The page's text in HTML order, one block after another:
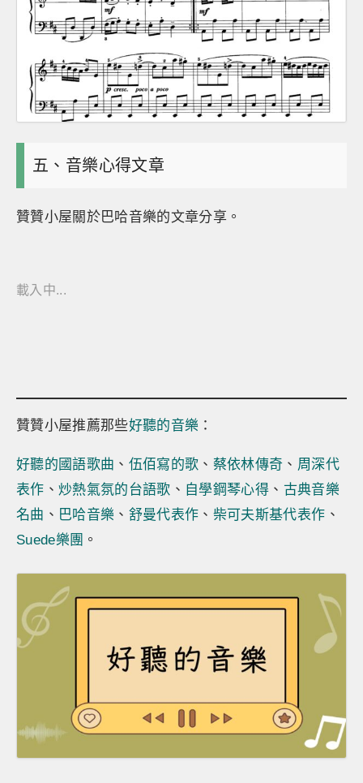
五、音樂心得文章
贊贊小屋關於巴哈音樂的文章分享。
載入中...
贊贊小屋推薦那些好聽的音樂 ：
好聽的國語歌曲 、 伍佰寫的歌 、 蔡依林傳奇 、 周深代
表作 、炒熱氣氛的台語歌 、 自學鋼琴心得 、 古典音樂
名曲 、 巴哈音樂 、 舒曼代表作 、 柴可夫斯基代表作 、
Suede樂團 。